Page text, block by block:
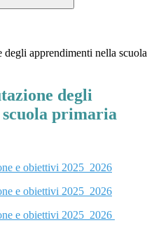
apprendimenti nella scuola
degli
primaria
e obiettivi 2025_2026
e obiettivi 2025_2026
e obiettivi 2025_2026